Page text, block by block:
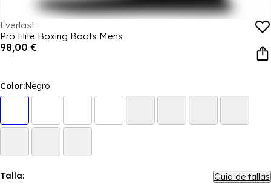
Everlast
Pro Elite Boxing Boots Mens
98,00 €
Color:Negro
Talla: Guía de tallas